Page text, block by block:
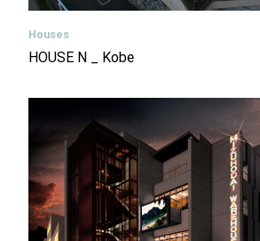
Houses
HOUSE N _ Kobe